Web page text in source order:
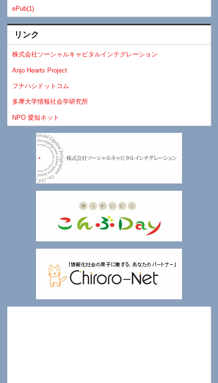
ePub(1)
リンク
株式会社ソーシャルキャピタルインテグレーション
Anjo Hearts Project
フナハシドットコム
多摩大学情報社会学研究所
NPO 愛知ネット